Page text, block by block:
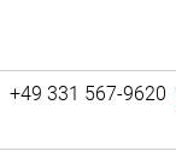
+49 331 567-9620